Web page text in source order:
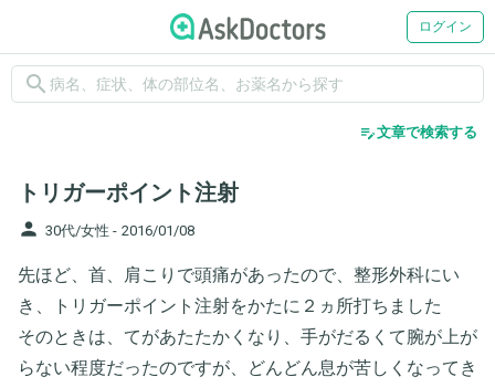
ログイン
search
edit_note文章で検索する
トリガーポイント注射
person 30代/女性 - 2016/01/08
先ほど、首、肩こりで頭痛があったので、整形外科にい
き、トリガーポイント注射をかたに２ヵ所打ちました
そのときは、てがあたたかくなり、手がだるくて腕が上が
らない程度だったのですが、どんどん息が苦しくなってき